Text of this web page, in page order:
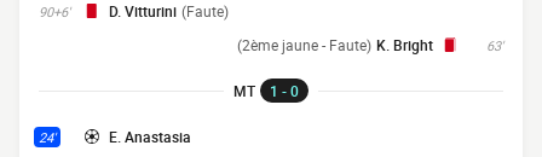
90+6' D. Vitturini (Faute)
63'
K. Bright
(2ème jaune - Faute)
MT 1 - 0
24'
E. Anastasia